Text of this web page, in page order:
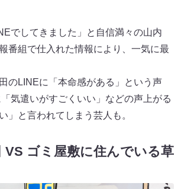
でしてきました」と自信満々の山内
番組で仕入れた情報により、一気に最
のLINEに「本命感がある」という声
気遣いがすごくいい」などの声上がる
」と言われてしまう芸人も。
VS ゴミ屋敷に住んでいる草